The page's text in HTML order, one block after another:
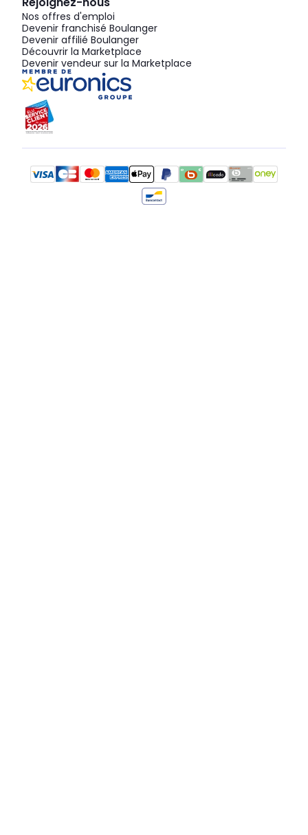
Nos offres d'emploi
Devenir franchisé Boulanger
Devenir affilié Boulanger
Découvrir la Marketplace
Devenir vendeur sur la Marketplace